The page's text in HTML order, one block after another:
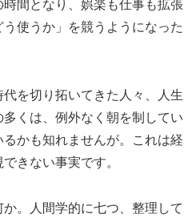
間となり、娯楽も仕事も拡張
使うか」を競うようになった
を切り拓いてきた人々、人生
くは、例外なく朝を制してい
かも知れませんが。これは経
きない事実です。
。人間学的に七つ、整理して